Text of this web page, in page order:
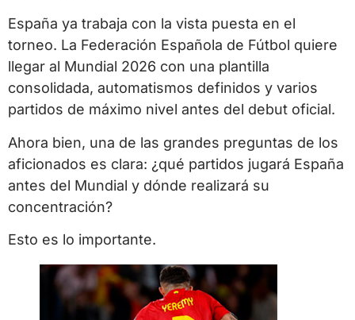
España ya trabaja con la vista puesta en el
torneo. La Federación Española de Fútbol quiere
llegar al Mundial 2026 con una plantilla
consolidada, automatismos definidos y varios
partidos de máximo nivel antes del debut oficial.
Ahora bien, una de las grandes preguntas de los
aficionados es clara: ¿qué partidos jugará España
antes del Mundial y dónde realizará su
concentración?
Esto es lo importante.